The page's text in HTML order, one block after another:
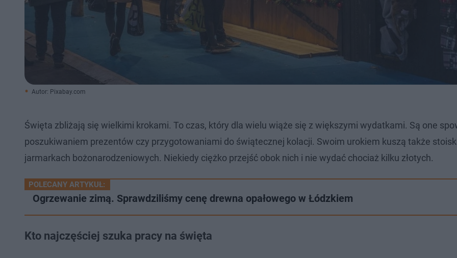
Autor: Pixabay.com
Święta zbliżają się wielkimi krokami. To czas, który dla wielu wiąże się z większymi wydatkami. Są one
poszukiwaniem prezentów czy przygotowaniami do świątecznej kolacji. Swoim urokiem kuszą także
jarmarkach bożonarodzeniowych. Niekiedy ciężko przejść obok nich i nie wydać chociaż kilku złotych.
POLECANY ARTYKUŁ:
Ogrzewanie zimą. Sprawdziliśmy cenę drewna opałowego w Łódzkiem
Kto najczęściej szuka pracy na święta